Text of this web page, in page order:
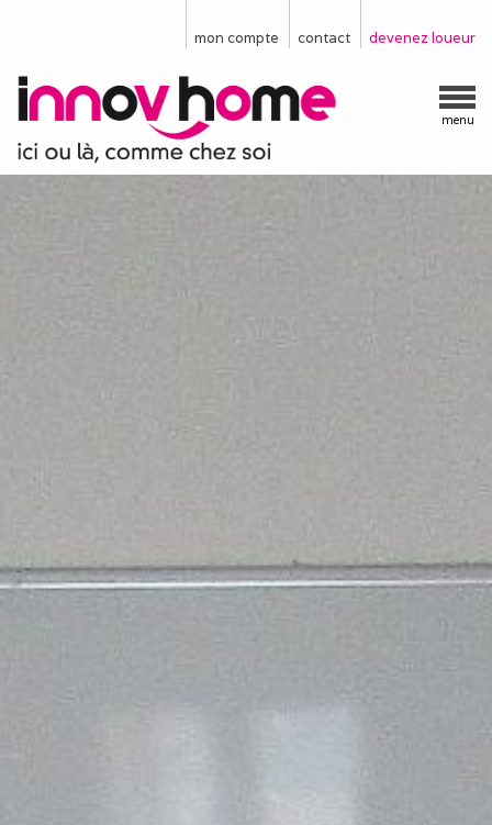
devenez loueur
contact
mon compte
menu